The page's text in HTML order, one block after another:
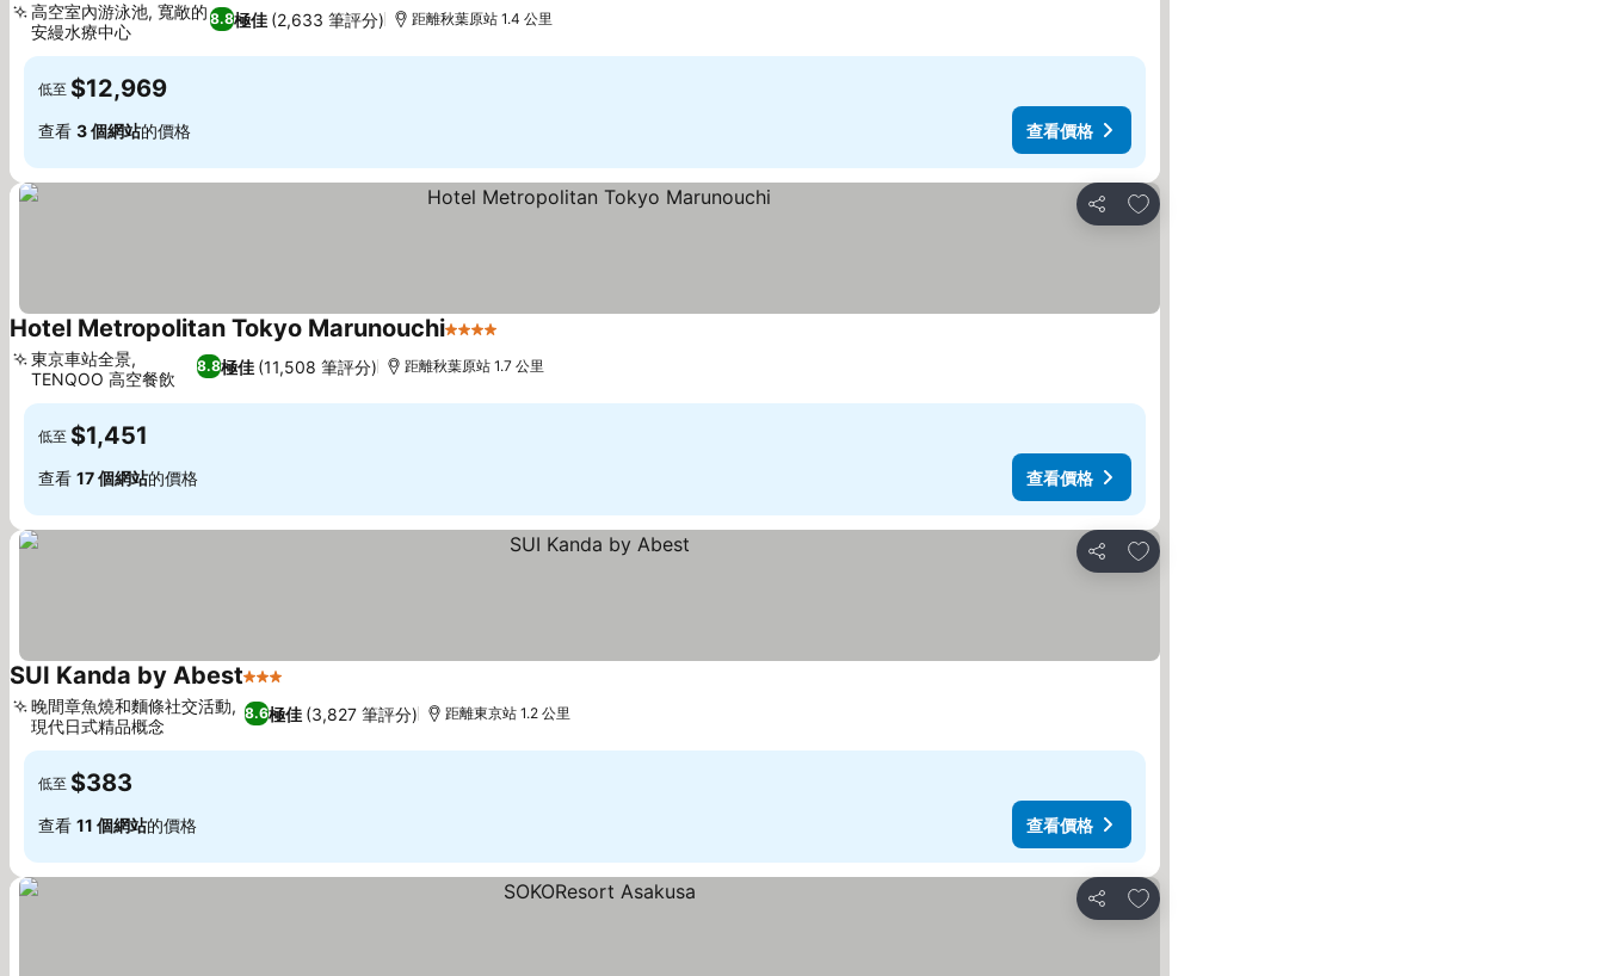
8.8極佳 (2,633 筆評分)
高空室內游泳池, 寬敞的
安縵水療中心
距離秋葉原站 1.4 公里
低至 $12,969
查看 3 個網站的價格 查看價格
分享
放到收藏夾
Hotel Metropolitan Tokyo Marunouchi4 星級
8.8極佳 (11,508 筆評分)
東京車站全景,
TENQOO 高空餐飲
距離秋葉原站 1.7 公里
低至 $1,451
查看 17 個網站的價格 查看價格
分享
放到收藏夾
SUI Kanda by Abest3 星級
8.6極佳 (3,827 筆評分)
晚間章魚燒和麵條社交活動,
現代日式精品概念
距離東京站 1.2 公里
低至 $383
查看 11 個網站的價格 查看價格
分享
放到收藏夾